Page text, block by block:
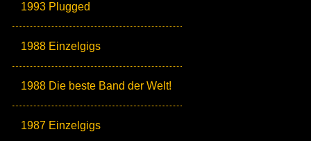
1993 Plugged
1988 Einzelgigs
1988 Die beste Band der Welt!
1987 Einzelgigs